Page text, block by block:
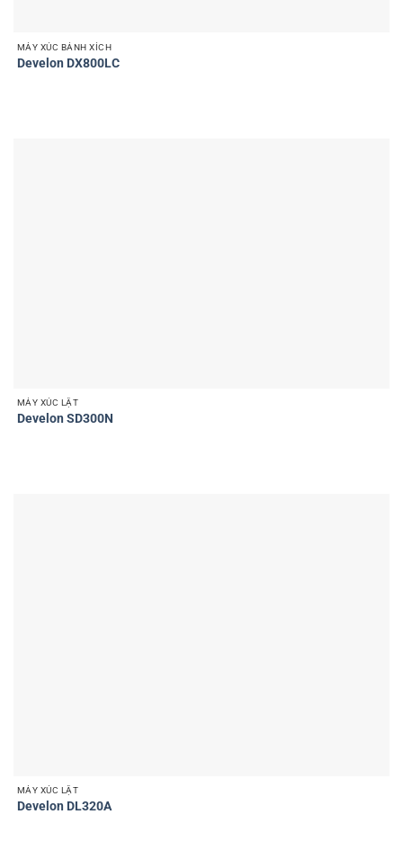
MÁY XÚC BÁNH XÍCH
Develon DX800LC
MÁY XÚC LẬT
Develon SD300N
MÁY XÚC LẬT
Develon DL320A